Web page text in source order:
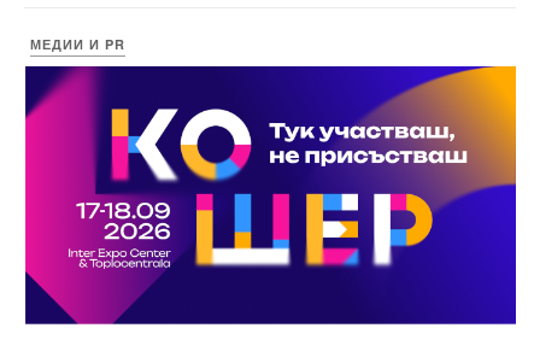
МЕДИИ И PR